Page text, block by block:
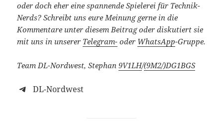
oder doch eher eine spannende Spielerei für Technik-
Nerds?Schreibt uns eure Meinung gerne in die
Kommentare unter diesem Beitrag oder diskutiert sie
mit uns in unserer Telegram- oder WhatsApp-Gruppe.
Team DL-Nordwest, Stephan9V1LH/(9M2/)DG1BGS
DL-Nordwest